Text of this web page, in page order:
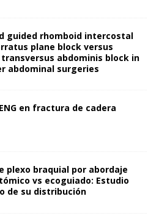
guided rhomboid intercostal
plane block versus
abdominis block in
abdominal surgeries
en fractura de cadera
plexo braquial por abordaje
vs ecoguiado: Estudio
de su distribución